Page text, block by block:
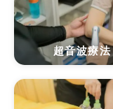
超音波療法